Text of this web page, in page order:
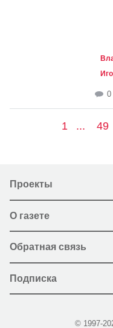
0
1 ... 49
Проекты
О газете
Обратная связь
Подписка
© 1997-